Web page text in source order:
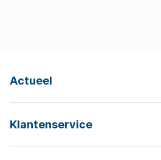
Actueel
Klantenservice